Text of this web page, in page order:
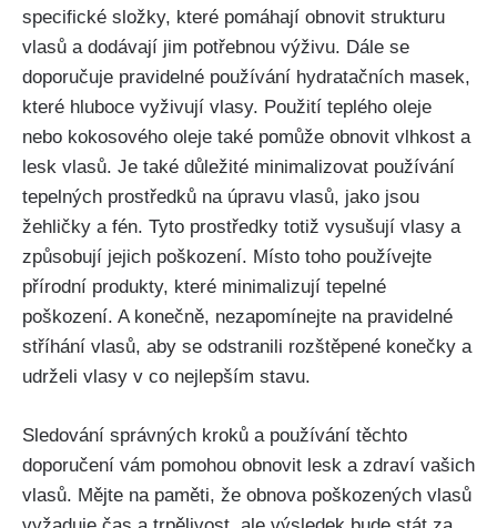
specifické ​složky, které pomáhají obnovit strukturu​
vlasů a dodávají jim potřebnou výživu.‍ Dále se‌
doporučuje pravidelné⁢ používání ⁢hydratačních masek,
které ‌hluboce ⁢vyživují vlasy. Použití ​teplého oleje
nebo kokosového oleje také pomůže obnovit vlhkost a​
lesk⁤ vlasů. ⁢Je také důležité minimalizovat používání
tepelných prostředků na úpravu vlasů, jako jsou
žehličky a fén.‍ Tyto prostředky ‍totiž vysušují ‌vlasy a
způsobují jejich poškození. Místo toho používejte
přírodní produkty, které minimalizují tepelné
poškození. ⁣A konečně,‍ nezapomínejte na pravidelné
stříhání vlasů,‌ aby⁤ se⁢ odstranili‍ rozštěpené konečky a​
udrželi vlasy v co nejlepším stavu.
Sledování správných kroků a používání těchto‌
doporučení⁢ vám​ pomohou obnovit lesk a zdraví vašich
vlasů. Mějte na paměti, že‌ obnova poškozených vlasů